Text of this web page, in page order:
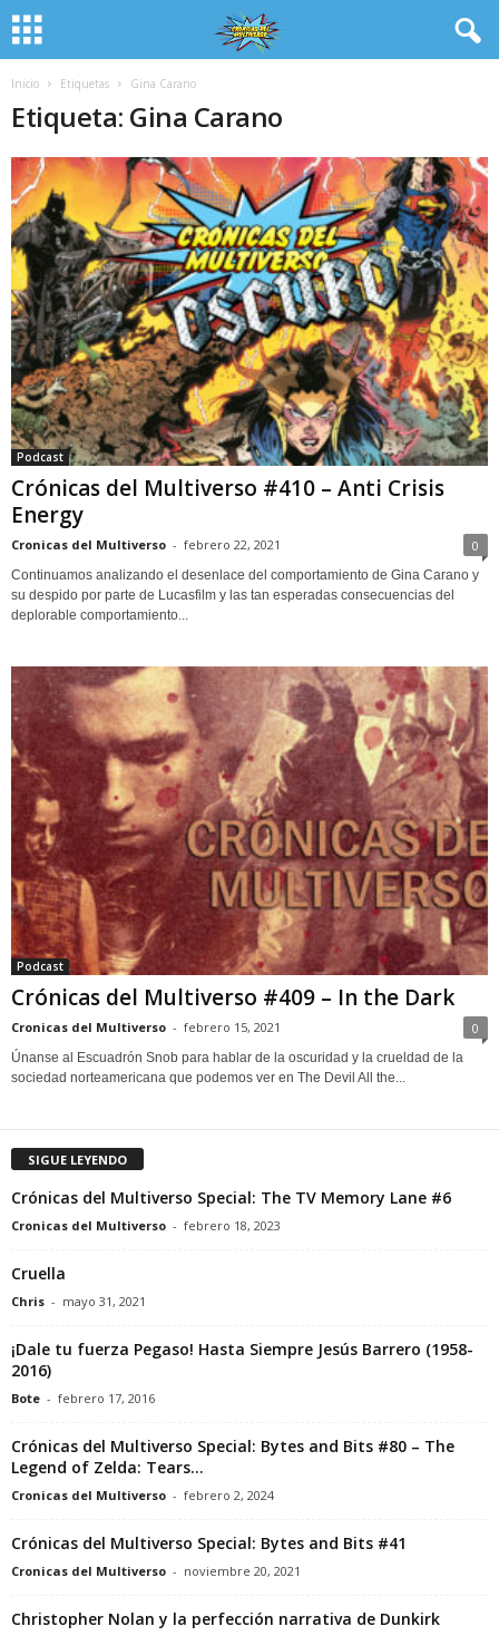
Inicio Etiquetas Gina Carano
Etiqueta: Gina Carano
Podcast
Crónicas del Multiverso #410 – Anti Crisis
Energy
Cronicas del Multiverso - febrero 22, 2021 0
Continuamos analizando el desenlace del comportamiento de Gina Carano y
su despido por parte de Lucasfilm y las tan esperadas consecuencias del
deplorable comportamiento...
Podcast
Crónicas del Multiverso #409 – In the Dark
Cronicas del Multiverso - febrero 15, 2021 0
Únanse al Escuadrón Snob para hablar de la oscuridad y la crueldad de la
sociedad norteamericana que podemos ver en The Devil All the...
SIGUE LEYENDO
Crónicas del Multiverso Special: The TV Memory Lane #6
Cronicas del Multiverso - febrero 18, 2023
Cruella
Chris - mayo 31, 2021
¡Dale tu fuerza Pegaso! Hasta Siempre Jesús Barrero (1958-
2016)
Bote - febrero 17, 2016
Crónicas del Multiverso Special: Bytes and Bits #80 – The
Legend of Zelda: Tears...
Cronicas del Multiverso - febrero 2, 2024
Crónicas del Multiverso Special: Bytes and Bits #41
Cronicas del Multiverso - noviembre 20, 2021
Christopher Nolan y la perfección narrativa de Dunkirk